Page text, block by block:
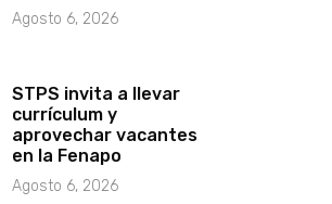
Agosto 6, 2026
STPS invita a llevar
currículum y
aprovechar vacantes
en la Fenapo
Agosto 6, 2026